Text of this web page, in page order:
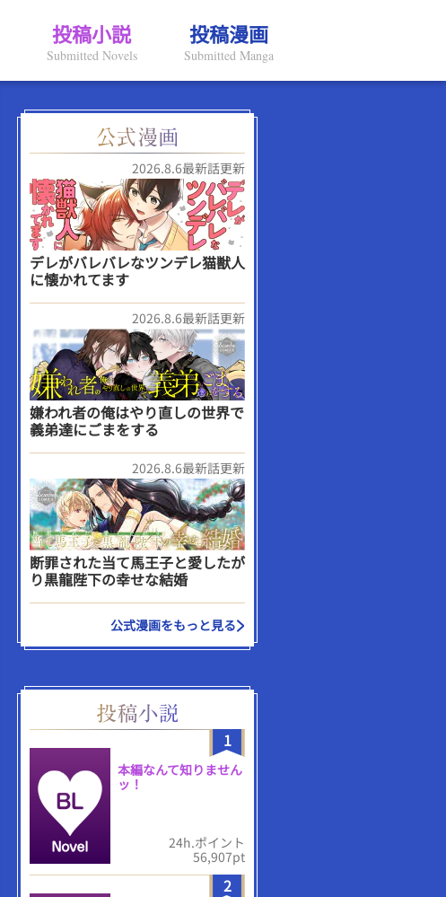
投稿小説
Submitted Novels
投稿漫画
Submitted Manga
2026.8.6最新話更新
デレがバレバレなツンデレ猫獣人
に懐かれてます
2026.8.6最新話更新
嫌われ者の俺はやり直しの世界で
義弟達にごまをする
2026.8.6最新話更新
断罪された当て馬王子と愛したが
り黒龍陛下の幸せな結婚
公式漫画をもっと見る
1
本編なんて知りません
ッ！
24h.ポイント
56,907pt
2